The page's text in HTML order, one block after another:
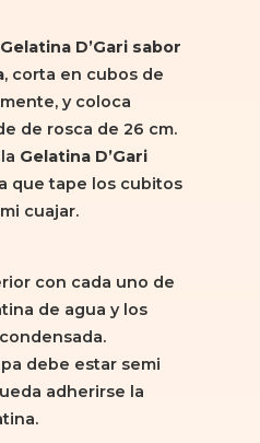
Gelatina D’Gari sabor
, corta en cubos de
y coloca
de rosca de 26 cm.
Gelatina D’Gari
que tape los cubitos
cuajar.
con cada uno de
de agua y los
debe estar semi
adherirse la